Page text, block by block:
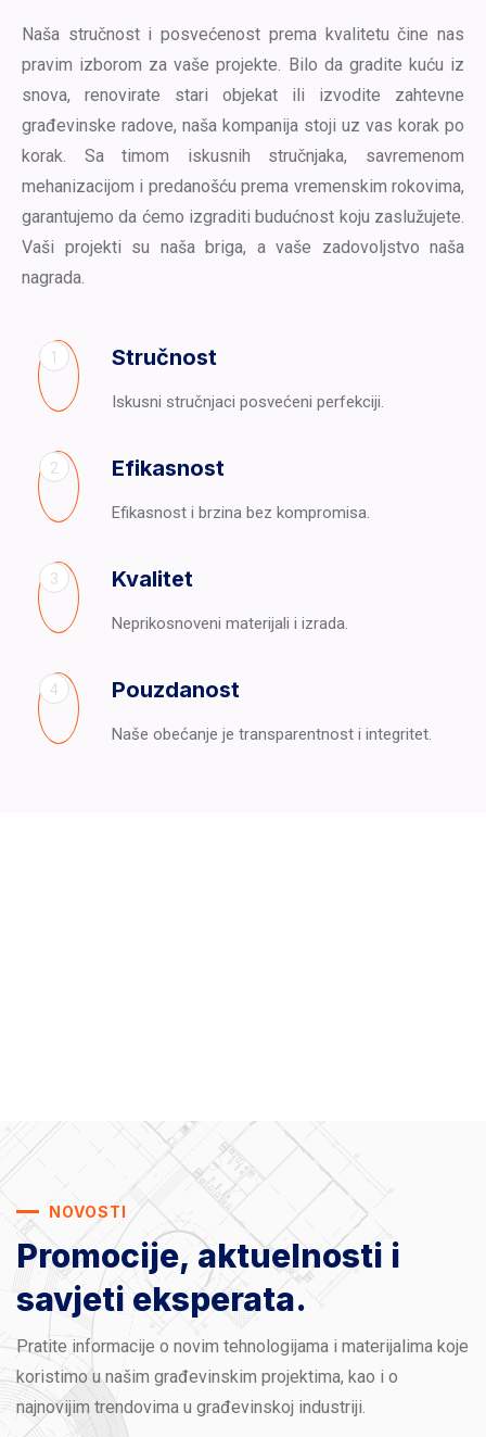
Naša stručnost i posvećenost prema kvalitetu čine nas
pravim izborom za vaše projekte. Bilo da gradite kuću iz
snova, renovirate stari objekat ili izvodite zahtevne
građevinske radove, naša kompanija stoji uz vas korak po
korak. Sa timom iskusnih stručnjaka, savremenom
mehanizacijom i predanošću prema vremenskim rokovima,
garantujemo da ćemo izgraditi budućnost koju zaslužujete.
Vaši projekti su naša briga, a vaše zadovoljstvo naša
nagrada.
1 Stručnost
Iskusni stručnjaci posvećeni perfekciji.
2 Efikasnost
Efikasnost i brzina bez kompromisa.
3 Kvalitet
Neprikosnoveni materijali i izrada.
4 Pouzdanost
Naše obećanje je transparentnost i integritet.
NOVOSTI
Promocije, aktuelnosti i
savjeti eksperata.
Pratite informacije o novim tehnologijama i materijalima koje
koristimo u našim građevinskim projektima, kao i o
najnovijim trendovima u građevinskoj industriji.